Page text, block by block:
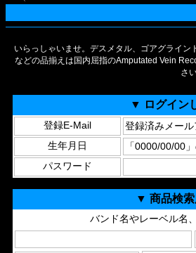
いらっしゃいませ。デスメタル、ゴアグライ
などの品揃えは国内屈指のAmputated Vein
さい
▼ ログイン
登録E-Mail
生年月日
パスワード
▼ 商品検
バンド名やレーベル名